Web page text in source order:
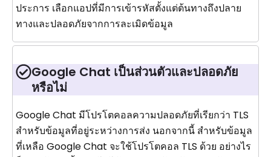
ประการ เลือกแอปที่มีการเข้ารหัสตั้งแต่ต้นทางถึงปลาย
ทางและปลอดภัยจากการละเมิดข้อมูล
Google Chat เป็นส่วนตัวและปลอดภัย
หรือไม่
Google Chat มีโปรโตคอลความปลอดภัยที่เรียกว่า TLS
สำหรับข้อมูลที่อยู่ระหว่างการส่ง นอกจากนี้ สำหรับข้อมูล
ที่เหลือ Google Chat จะใช้โปรโตคอล TLS ด้วย อย่างไร